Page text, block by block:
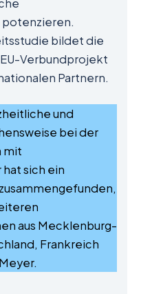
bildet die
Verbundprojekt
Partnern.
und
bei der
mit
sich ein
aus Mecklenburg-
Frankreich